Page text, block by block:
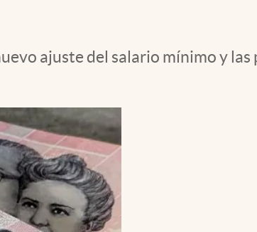
ajuste del salario mínimo y